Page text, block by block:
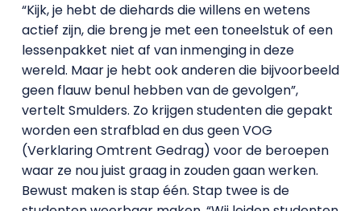
“Kijk, je hebt de diehards die willens en wetens
actief zijn, die breng je met een toneelstuk of een
lessenpakket niet af van inmenging in deze
wereld. Maar je hebt ook anderen die bijvoorbeeld
geen flauw benul hebben van de gevolgen”,
vertelt Smulders. Zo krijgen studenten die gepakt
worden een strafblad en dus geen VOG
(Verklaring Omtrent Gedrag) voor de beroepen
waar ze nou juist graag in zouden gaan werken.
Bewust maken is stap één. Stap twee is de